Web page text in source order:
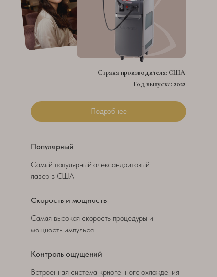
Подробнее
Год выпуска: 2022
Страна производителя: США
Самый популярный александритовый
лазер в США
Самая высокая скорость процедуры и
мощность импульса
Популярный
Скорость и мощность
Контроль ощущений
Встроенная система криогенного охлаждения